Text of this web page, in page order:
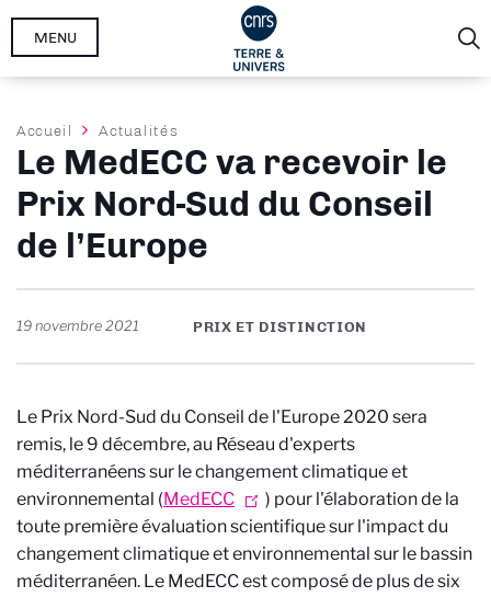
Aller
MENU
Fil
d'Ariane
Accueil Actualités
Le MedECC va recevoir le
Prix Nord-Sud du Conseil
de l’Europe
19 novembre 2021 PRIX ET DISTINCTION
Le Prix Nord-Sud du Conseil de l'Europe 2020 sera
remis, le 9 décembre, au Réseau d'experts
méditerranéens sur le changement climatique et
environnemental (MedECC
) pour l'élaboration de la
toute première évaluation scientifique sur l'impact du
changement climatique et environnemental sur le bassin
méditerranéen. Le MedECC est composé de plus de six